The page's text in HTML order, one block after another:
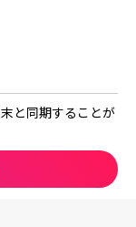
と同期することが